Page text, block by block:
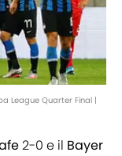
League Quarter Final |
2-0 e il Bayer